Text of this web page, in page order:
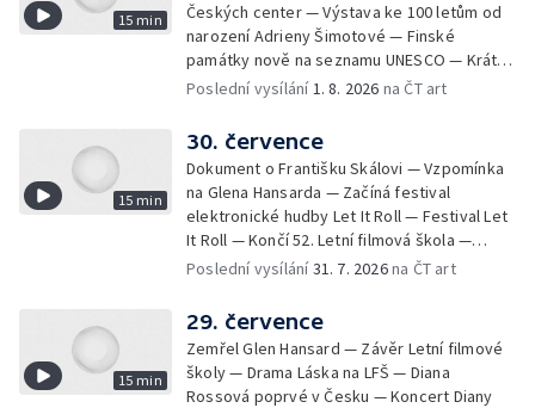
15 min
Českých center — Výstava ke 100 letům od
narození Adrieny Šimotové — Finské
památky nově na seznamu UNESCO — Krátké
zprávy z kultury — Začíná Jiráskův Hronov —
Poslední vysílání1. 8. 2026 na ČT art
15 min
30. července
Dokument o Františku Skálovi — Vzpomínka
na Glena Hansarda — Začíná festival
elektronické hudby Let It Roll — Festival Let
It Roll — Končí 52. Letní filmová škola —
Krátké zprávy z kultury — Rekonstrukce
Poslední vysílání31. 7. 2026na ČT art
15 min
29. července
Zemřel Glen Hansard — Závěr Letní filmové
školy — Drama Láska na LFŠ — Diana
Rossová poprvé v Česku — Koncert Diany